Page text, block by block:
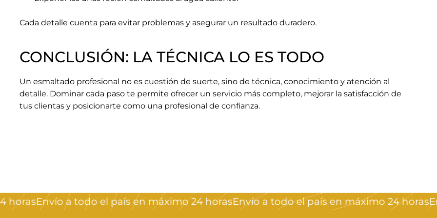
Cada detalle cuenta para evitar problemas y asegurar un resultado duradero.
CONCLUSIÓN: LA TÉCNICA LO ES TODO
Un esmaltado profesional no es cuestión de suerte, sino de técnica, conocimiento y atención al
detalle. Dominar cada paso te permite ofrecer un servicio más completo, mejorar la satisfacción de
tus clientas y posicionarte como una profesional de confianza.
Envío a todo el país en máximo 24 horasEnvío a todo el país en máximo 24 horasEnvío a